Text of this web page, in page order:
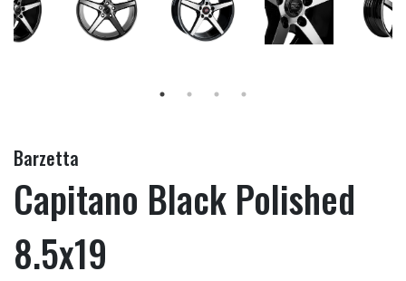
Barzetta
Capitano Black Polished
8.5x19